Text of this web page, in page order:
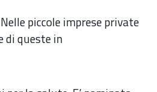
piccole imprese private
di queste in